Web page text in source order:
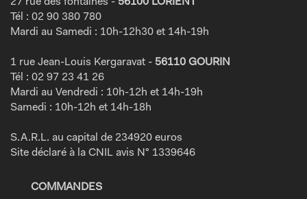
Tél : 02 90 380 780
Mardi au Samedi : 10h-12h30 et 14h-19h
1 rue Jean-Louis Kergaravat - 56110 GOURIN
Tél : 02 97 23 41 26
Mardi au Vendredi : 10h-12h et 14h-19h
Samedi : 10h-12h et 14h-18h
S.A.R.L. au capital de 234920 euros
Site déclaré à la CNIL avis N° 1339646
COMMANDES